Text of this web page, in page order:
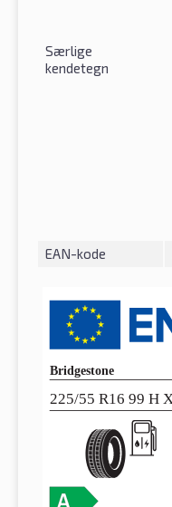
Særlige
kendetegn
EAN-kode